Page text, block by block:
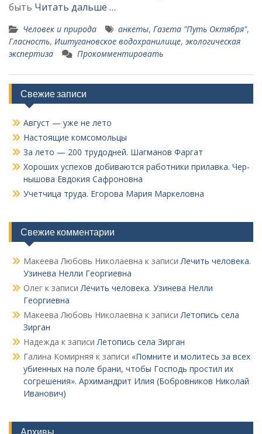
быть Читать дальше …
Человек и природа анкеты, Газета "Путь Октября",
Гласность, Иштугановское водохранилище, экологическая
экспертиза
Прокомментировать
Свежие записи
Август — уже не лето
Настоящие комсомольцы
За лето — 200 трудодней. Шагманов Фаргат
Хороших успехов добиваются работники прилавка. Чер­
нышова Евдокия Сафроновна
Учетчица труда. Его­рова Мария Маркеловна
Свежие комментарии
Макеева Любовь Николаевна к записиЛечить человека.
Узинева Нелли Георгиевна
Олег к записиЛечить человека. Узинева Нелли
Георгиевна
Макеева Любовь Николаевна к записиЛетопись села
Зирган
Надежда к записиЛетопись села Зирган
Галина Комирняя к записи «Помните и молитесь за всех
убиенных на поле брани, чтобы Господь простил их
согрешения». Архимандрит Илия (Бобровников Николай
Иванович)
Архивы